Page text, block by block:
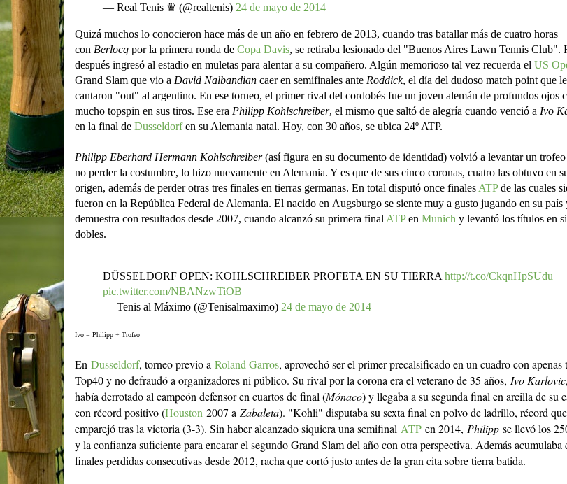
— Real Tenis ♛ (@realtenis) 24 de mayo de 2014
Quizá muchos lo conocieron hace más de un año en febrero de 2013, cuando tras batallar más de cuatro horas
con Berlocqpor la primera ronda de Copa Davis, se retiraba lesionado del "Buenos Aires Lawn Tennis Club".
después ingresó al estadio en muletas para alentar a su compañero. Algún memorioso tal vez recuerda el US
Grand Slam que vio a David Nalbandiancaer en semifinales ante Roddick, el día del dudoso match point que le
cantaron "out" al argentino. En ese torneo, el primer rival del cordobés fue un joven alemán de profundos ojos
mucho topspin en sus tiros. Ese era Philipp Kohlschreiber, el mismo que saltó de alegría cuando venció a Ivo
en la final de Dusseldorfen su Alemania natal. Hoy, con 30 años, se ubica 24º ATP.
Philipp Eberhard Hermann Kohlschreiber(así figura en su documento de identidad) volvió a levantar un trofeo
no perder la costumbre, lo hizo nuevamente en Alemania. Y es que de sus cinco coronas, cuatro las obtuvo en
origen, además de perder otras tres finales en tierras germanas. En total disputó once finales ATPde las cuales
fueron en la República Federal de Alemania. El nacido en Augsburgo se siente muy a gusto jugando en su país
demuestra con resultados desde 2007, cuando alcanzó su primera final ATPen Munich y levantó los títulos en
dobles.
DÜSSELDORF OPEN: KOHLSCHREIBER PROFETA EN SU TIERRA http://t.co/CkqnHpSUdu
pic.twitter.com/NBANzwTiOB
— Tenis al Máximo (@Tenisalmaximo) 24 de mayo de 2014
Ivo = Philipp + Trofeo
En Dusseldorf, torneo previo a Roland Garros, aprovechó ser el primer precalsificado en un cuadro con apenas
Top40 y no defraudó a organizadores ni público. Su rival por la corona era el veterano de 35 años, Ivo Karlovic
había derrotado al campeón defensor en cuartos de final (Mónaco) y llegaba a su segunda final en arcilla de su
con récord positivo (Houston 2007 a Zabaleta). "Kohli" disputaba su sexta final en polvo de ladrillo, récord que
emparejó tras la victoria (3-3). Sin haber alcanzado siquiera una semifinal ATPen 2014, Philippse llevó los
y la confianza suficiente para encarar el segundo Grand Slam del año con otra perspectiva. Además acumulaba
finales perdidas consecutivas desde 2012, racha que cortó justo antes de la gran cita sobre tierra batida.